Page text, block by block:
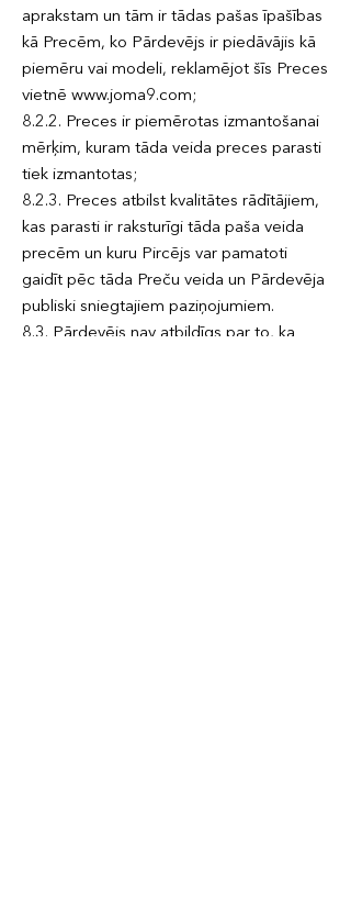
aprakstam un tām ir tādas pašas īpašības
kā Precēm, ko Pārdevējs ir piedāvājis kā
piemēru vai modeli, reklamējot šīs Preces
vietnē www.joma9.com;
8.2.2. Preces ir piemērotas izmantošanai
mērķim, kuram tāda veida preces parasti
tiek izmantotas;
8.2.3. Preces atbilst kvalitātes rādītājiem,
kas parasti ir raksturīgi tāda paša veida
precēm un kuru Pircējs var pamatoti
gaidīt pēc tāda Preču veida un Pārdevēja
publiski sniegtajiem paziņojumiem.
8.3. Pārdevējs nav atbildīgs par to, ka